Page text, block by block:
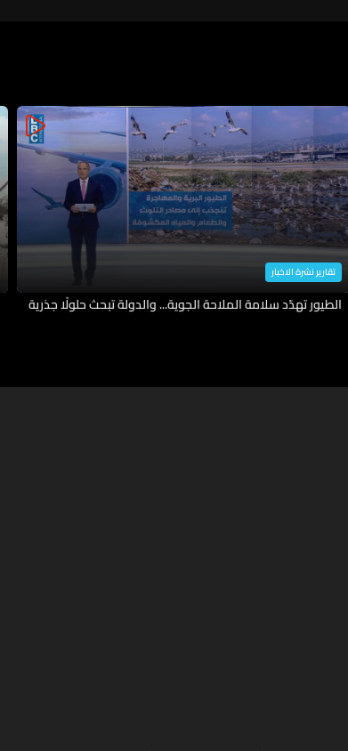
تقارير نشرة الاخبار
الطيور تهدّد سلامة الملاحة الجوية... والدولة تبحث حلولًا جذرية